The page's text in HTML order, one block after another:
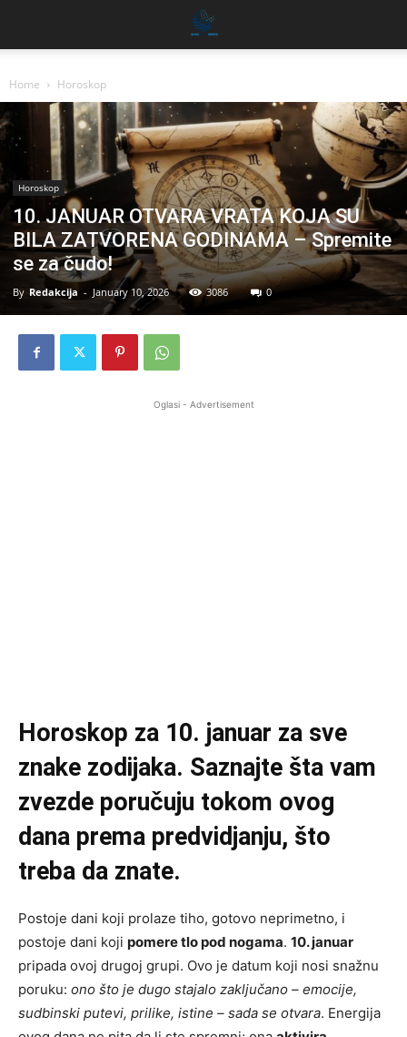
Home Horoskop
Horoskop
10. JANUAR OTVARA VRATA KOJA SU
BILA ZATVORENA GODINAMA – Spremite
se za čudo!
By Redakcija - January 10, 2026 3086 0
Oglasi - Advertisement
Horoskop za 10. januar za sve
znake zodijaka. Saznajte šta vam
zvezde poručuju tokom ovog
dana prema predvidjanju, što
treba da znate.
Postoje dani koji prolaze tiho, gotovo neprimetno, i
postoje dani koji pomere tlo pod nogama. 10. januar
pripada ovoj drugoj grupi. Ovo je datum koji nosi snažnu
poruku: ono što je dugo stajalo zaključano – emocije,
sudbinski putevi, prilike, istine – sada se otvara. Energija